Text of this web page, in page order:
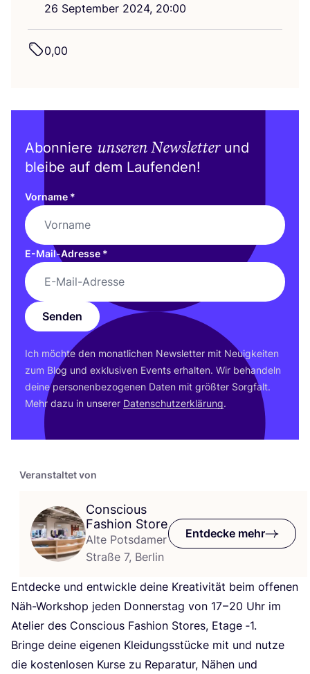
Veranstaltet von
Conscious
Fashion Store
Alte Potsdamer
Straße 7, Berlin
Entdecke mehr
Ent­de­cke und ent­wick­le dei­ne Krea­ti­vi­tät beim offe­nen
Näh-Work­shop jeden Don­ners­tag von 17–20 Uhr im
Ate­lier des Con­scious Fashion Stores, Eta­ge ‑1.
Brin­ge dei­ne eige­nen Klei­dungs­stü­cke mit und nut­ze
die kos­ten­lo­sen Kur­se zu Repa­ra­tur, Nähen und
26 Sep­tem­ber 2024, 20:00
0,00
Abonniere unseren Newsletterund
bleibe auf dem Laufenden!
Vorname *
E-Mail-Adresse *
Senden
Ich möch­te den monat­li­chen News­let­ter mit Neu­ig­kei­ten
zum Blog und exklu­si­ven Events erhal­ten. Wir behan­deln
dei­ne per­so­nen­be­zo­ge­nen Daten mit größ­ter Sorg­falt.
Mehr dazu in unse­rer Daten­schutz­er­klä­rung.